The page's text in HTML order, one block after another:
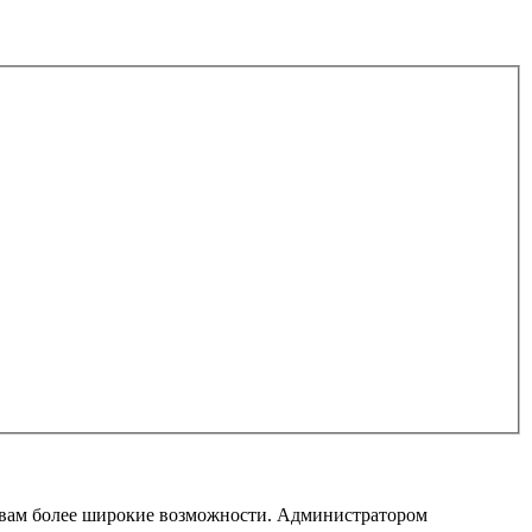
более широкие возможности. Администратором